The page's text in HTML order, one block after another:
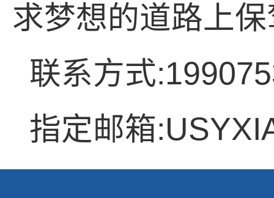
求梦想的道路上
联系方式
指定邮箱